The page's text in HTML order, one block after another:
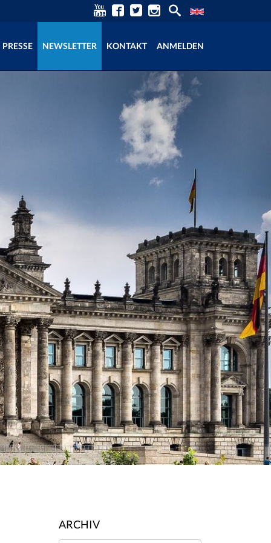
PRESSE NEWSLETTER KONTAKT ANMELDEN
ARCHIV